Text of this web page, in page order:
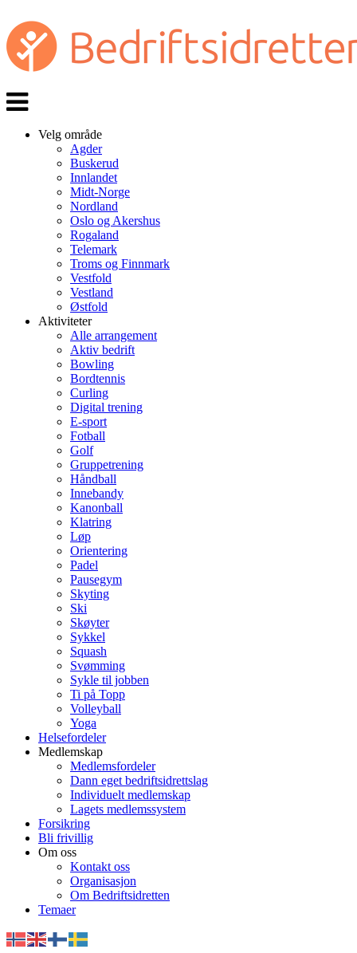
Veksle
navigasjon
Velg område
Agder
Buskerud
Innlandet
Midt-Norge
Nordland
Oslo og Akershus
Rogaland
Telemark
Troms og Finnmark
Vestfold
Vestland
Østfold
Aktiviteter
Alle arrangement
Aktiv bedrift
Bowling
Bordtennis
Curling
Digital trening
E-sport
Fotball
Golf
Gruppetrening
Håndball
Innebandy
Kanonball
Klatring
Løp
Orientering
Padel
Pausegym
Skyting
Ski
Skøyter
Sykkel
Squash
Svømming
Sykle til jobben
Ti på Topp
Volleyball
Yoga
Helsefordeler
Medlemskap
Medlemsfordeler
Dann eget bedriftsidrettslag
Individuelt medlemskap
Lagets medlemssystem
Forsikring
Bli frivillig
Om oss
Kontakt oss
Organisasjon
Om Bedriftsidretten
Temaer